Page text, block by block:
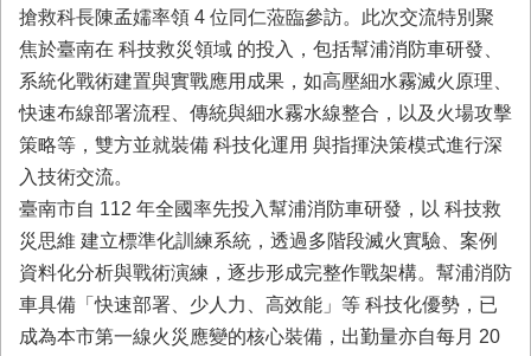
服
務
業
務/
資
訊
服
務
消
防
宣
導
搶救科長陳孟嬬率領 4 位同仁蒞臨參訪。此次交流特別聚
焦於臺南在 科技救災領域 的投入，包括幫浦消防車研發、
系統化戰術建置與實戰應用成果，如高壓細水霧滅火原理、
快速布線部署流程、傳統與細水霧水線整合，以及火場攻擊
策略等，雙方並就裝備 科技化運用 與指揮決策模式進行深
入技術交流。
臺南市自 112 年全國率先投入幫浦消防車研發，以 科技救
災思維 建立標準化訓練系統，透過多階段滅火實驗、案例
資料化分析與戰術演練，逐步形成完整作戰架構。幫浦消防
車具備「快速部署、少人力、高效能」等 科技化優勢，已
成為本市第一線火災應變的核心裝備，出勤量亦自每月 20